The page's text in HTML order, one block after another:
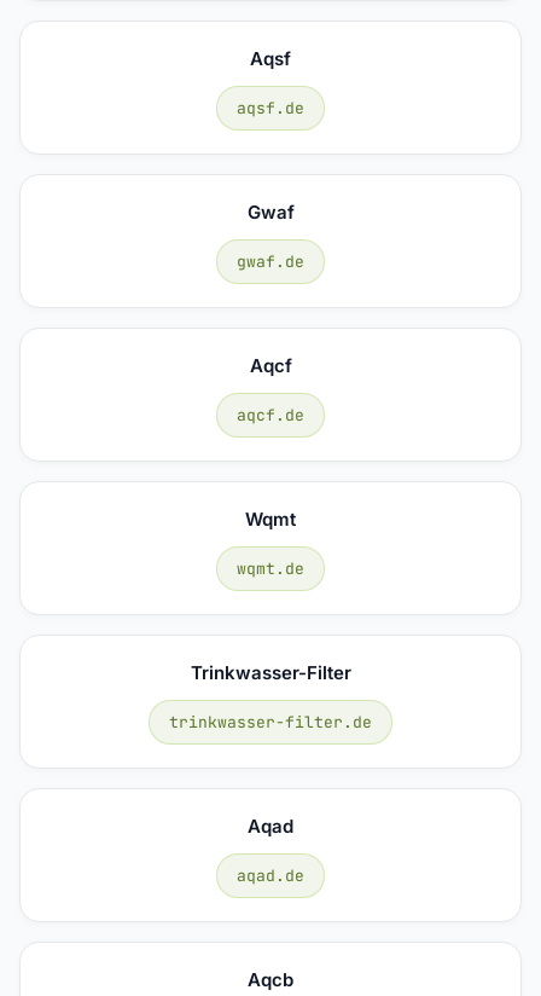
Aqsf
aqsf.de
Gwaf
gwaf.de
Aqcf
aqcf.de
Wqmt
wqmt.de
Trinkwasser-Filter
trinkwasser-filter.de
Aqad
aqad.de
Aqcb